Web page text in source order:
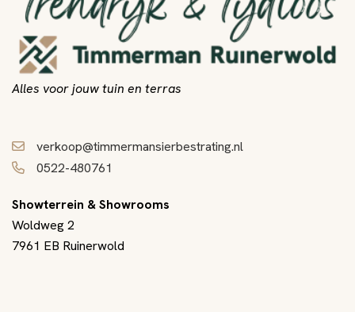
Alles voor jouw tuin en terras
verkoop@timmermansierbestrating.nl
0522-480761
Showterrein & Showrooms
Woldweg 2
7961 EB Ruinerwold